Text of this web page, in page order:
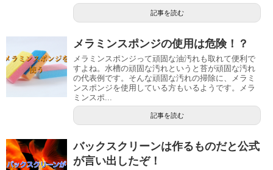
記事を読む
メラミンスポンジの使用は危険！？
メラミンスポンジって頑固な油汚れも取れて便利で
すよね。水槽の頑固な汚れというと苔が頑固な汚れ
の代表例です。そんな頑固な汚れの掃除に、メラミ
ンスポンジを使用している方もいるようです。メラ
ミンスポ...
記事を読む
バックスクリーンは作るものだと公式
が言い出したぞ！